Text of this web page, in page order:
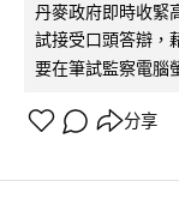
丹麥政府即時收緊
試接受口頭答辯，
要在筆試監察電腦
分享